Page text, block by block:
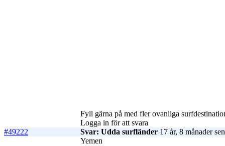
Fyll gärna på med fler ovanliga
Logga in för att svara
#49222
Svar: Udda surfländer 17 år, 8 månader sen
Yemen